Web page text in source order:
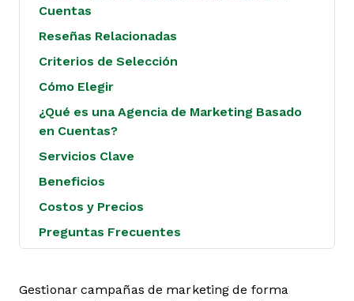
Cuentas
Reseñas Relacionadas
Criterios de Selección
Cómo Elegir
¿Qué es una Agencia de Marketing Basado
en Cuentas?
Servicios Clave
Beneficios
Costos y Precios
Preguntas Frecuentes
Gestionar campañas de marketing de forma